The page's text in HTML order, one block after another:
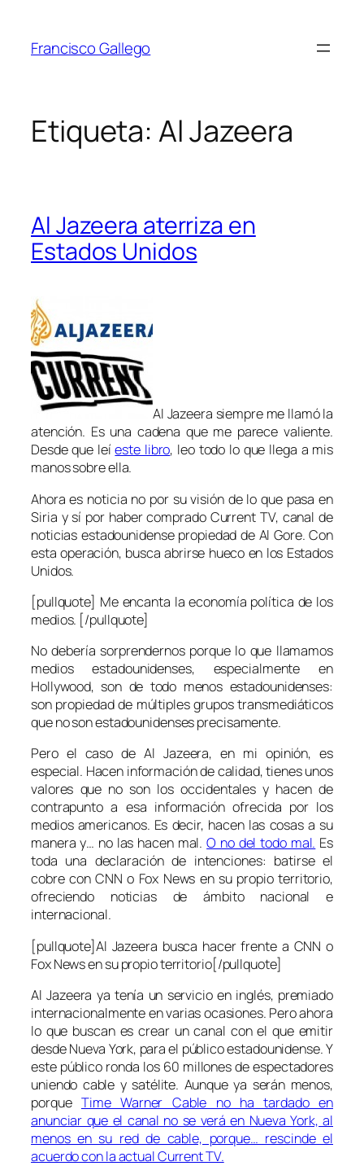
contenido
Francisco Gallego
Etiqueta: Al Jazeera
Al Jazeera aterriza en
Estados Unidos
Al Jazeera siempre me llamó la
atención. Es una cadena que me parece valiente.
Desde que leíeste libro, leo todo lo que llega a mis
manos sobre ella.
Ahora es noticia no por su visión de lo que pasa en
Siria y sí por haber comprado Current TV, canal de
noticias estadounidense propiedad de Al Gore. Con
esta operación, busca abrirse hueco en los Estados
Unidos.
[pullquote] Me encanta la economía política de los
medios. [/pullquote]
No debería sorprendernos porque lo que llamamos
medios estadounidenses, especialmente en
Hollywood, son de todo menos estadounidenses:
son propiedad de múltiples grupos transmediáticos
que no son estadounidenses precisamente.
Pero el caso de Al Jazeera, en mi opinión, es
especial. Hacen información de calidad, tienes unos
valores que no son los occidentales y hacen de
contrapunto a esa información ofrecida por los
medios americanos. Es decir, hacen las cosas a su
manera y… no las hacen mal.O no del todo mal. Es
toda una declaración de intenciones: batirse el
cobre con CNN o Fox News en su propio territorio,
ofreciendo noticias de ámbito nacional e
internacional.
[pullquote]Al Jazeera busca hacer frente a CNN o
Fox News en su propio territorio[/pullquote]
Al Jazeera ya tenía un servicio en inglés, premiado
internacionalmente en varias ocasiones. Pero ahora
lo que buscan es crear un canal con el que emitir
desde Nueva York, para el público estadounidense. Y
este público ronda los 60 millones de espectadores
uniendo cable y satélite. Aunque ya serán menos,
porque Time Warner Cable no ha tardado en
anunciar que el canal no se verá en Nueva York, al
menos en su red de cable, porque… rescinde el
acuerdo con la actual Current TV.